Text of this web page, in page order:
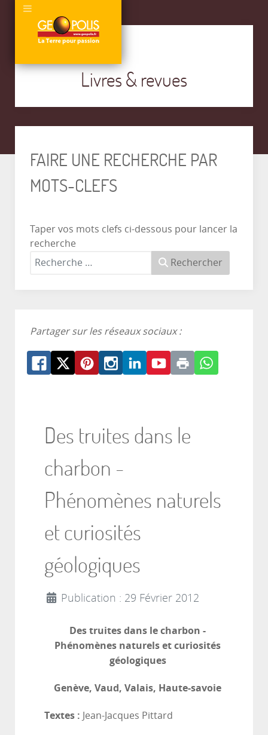
Livres & revues
FAIRE UNE RECHERCHE PAR
MOTS-CLEFS
Taper vos mots clefs ci-dessous pour lancer la
recherche
Rechercher
Partager sur les réseaux sociaux :
Des truites dans le
charbon -
Phénomènes naturels
et curiosités
géologiques
Publication : 29 Février 2012
Des truites dans le charbon -
Phénomènes naturels et curiosités
géologiques
Genève, Vaud, Valais, Haute-savoie
Textes : Jean-Jacques Pittard